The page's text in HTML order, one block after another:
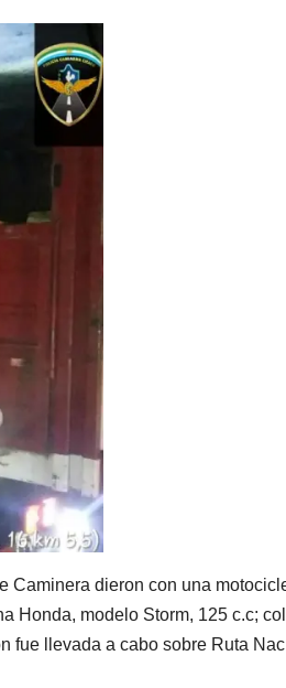
Caminera dieron con una
Honda, modelo Storm, 125 c.c;
fue llevada a cabo sobre Ruta